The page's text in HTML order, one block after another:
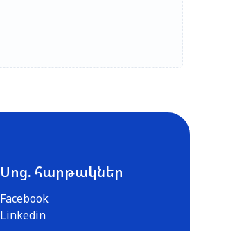
Սոց. հարթակներ
Facebook
Linkedin